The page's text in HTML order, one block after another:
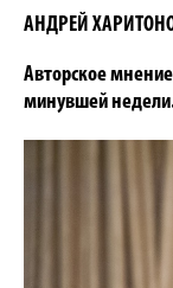
АНДРЕЙ
Авторское
минувшей